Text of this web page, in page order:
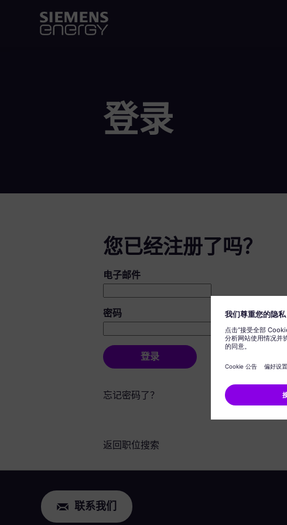
登录
您已经注册了吗？
登录：用户和密码
电子邮件
密码
登录
忘记密码了？
返回职位搜索
联系我们